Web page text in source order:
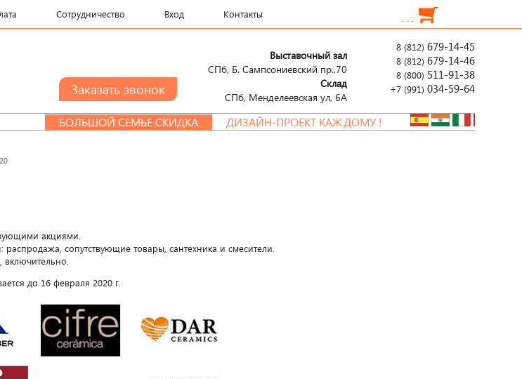
Сотрудничество Вход Контакты . . .
8 (812) 679-14-45
8 (812) 679-14-46
8 (800) 511-91-38
+7 (991) 034-59-64
Выставочный зал
СПб, Б. Сампсониевский пр.,70
Склад
СПб, Менделеевcкая ул, 6А
БОЛЬШОЙ СЕМЬЕ СКИДКА ДИЗАЙН-ПРОЕКТ КАЖДОМУ !
акциями.
сопутствующие товары, сантехника и смесители.
включительно.
до 16 февраля 2020 г.